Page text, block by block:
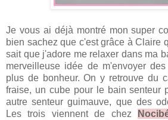
Je vous ai déjà montré mon super
bien sachez que c'est grâce à Claire
sait que j'adore me relaxer dans ma
merveilleuse idée de m'envoyer
plus de bonheur. On y retrouve du
fraise, un cube pour le bain senteur
autre senteur guimauve, que des
Les trois viennent de chez